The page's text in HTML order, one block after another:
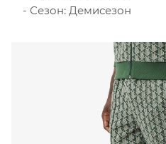
Сезон: Демисезон